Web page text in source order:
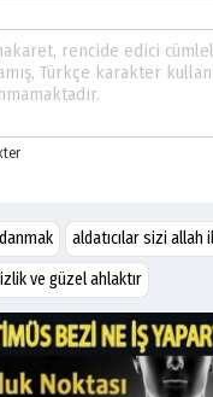
aldatıcılar sizi allah
ve güzel ahlaktır